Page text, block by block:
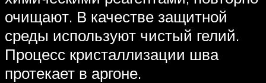
очищают. В качестве защитной
среды используют чистый гелий.
Процесс кристаллизации шва
протекает в аргоне.